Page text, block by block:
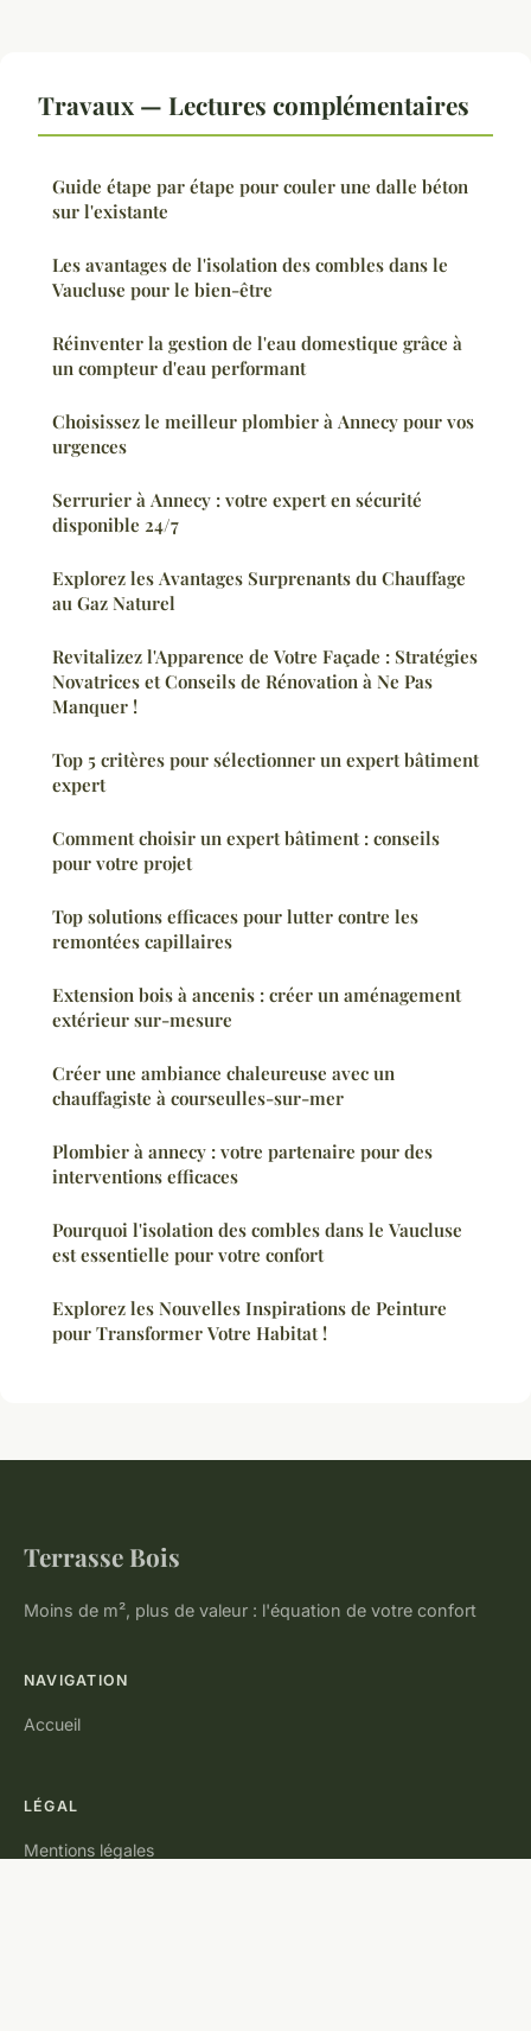
Travaux — Lectures complémentaires
Guide étape par étape pour couler une dalle béton
sur l'existante
Les avantages de l'isolation des combles dans le
Vaucluse pour le bien-être
Réinventer la gestion de l'eau domestique grâce à
un compteur d'eau performant
Choisissez le meilleur plombier à Annecy pour vos
urgences
Serrurier à Annecy : votre expert en sécurité
disponible 24/7
Explorez les Avantages Surprenants du Chauffage
au Gaz Naturel
Revitalizez l'Apparence de Votre Façade : Stratégies
Novatrices et Conseils de Rénovation à Ne Pas
Manquer !
Top 5 critères pour sélectionner un expert bâtiment
expert
Comment choisir un expert bâtiment : conseils
pour votre projet
Top solutions efficaces pour lutter contre les
remontées capillaires
Extension bois à ancenis : créer un aménagement
extérieur sur-mesure
Créer une ambiance chaleureuse avec un
chauffagiste à courseulles-sur-mer
Plombier à annecy : votre partenaire pour des
interventions efficaces
Pourquoi l'isolation des combles dans le Vaucluse
est essentielle pour votre confort
Explorez les Nouvelles Inspirations de Peinture
pour Transformer Votre Habitat !
Terrasse Bois
Moins de m², plus de valeur : l'équation de votre confort
NAVIGATION
Accueil
LÉGAL
Mentions légales